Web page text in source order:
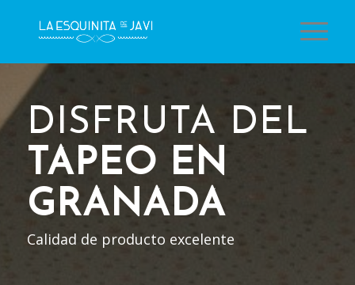
DISFRUTA DEL
TAPEO EN
GRANADA
Calidad de producto excelente